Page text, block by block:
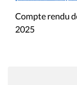
Compte rendu
2025